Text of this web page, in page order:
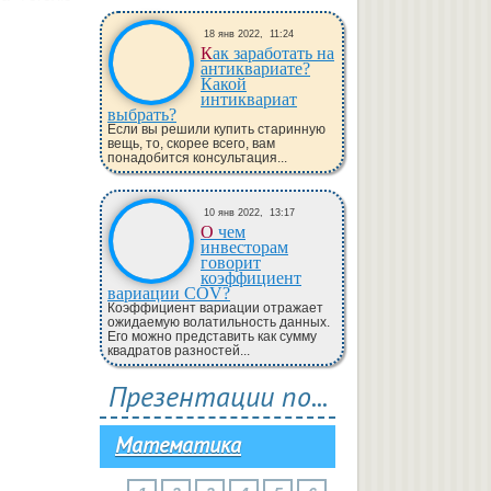
18 янв 2022, 11:24
Как заработать на
антиквариате?
Какой
интиквариат
выбрать?
Если вы решили купить старинную
вещь, то, скорее всего, вам
понадобится консультация...
10 янв 2022, 13:17
О чем
инвесторам
говорит
коэффициент
вариации COV?
Коэффициент вариации отражает
ожидаемую волатильность данных.
Его можно представить как сумму
квадратов разностей...
Презентации по...
Математика